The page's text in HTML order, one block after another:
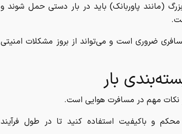
(مانند پاوربانک) باید در بار دستی حمل شوند و
ضروری است و می‌تواند از بروز مشکلات امنیتی
بار
نکات مهم در مسافرت هوایی است.
و باکیفیت استفاده کنید تا در طول فرآیند